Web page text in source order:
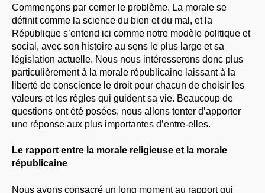
Commençons par cerner le problème. La morale se
définit comme la science du bien et du mal, et la
République s’entend ici comme notre modèle politique et
social, avec son histoire au sens le plus large et sa
législation actuelle. Nous nous intéresserons donc plus
particulièrement à la morale républicaine laissant à la
liberté de conscience le droit pour chacun de choisir les
valeurs et les règles qui guident sa vie. Beaucoup de
questions ont été posées, nous allons tenter d’apporter
une réponse aux plus importantes d’entre-elles.
Le rapport entre la morale religieuse et la morale
républicaine
Nous avons consacré un long moment au rapport qui